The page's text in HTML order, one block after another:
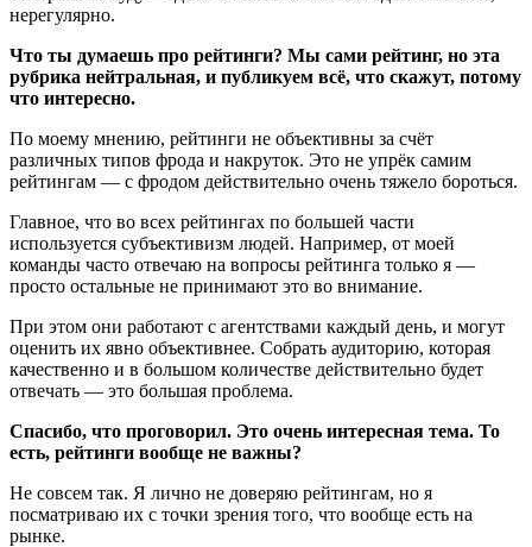
нерегулярно.
Что ты думаешь про рейтинги? Мы сами рейтинг, но эта
рубрика нейтральная, и публикуем всё, что скажут, потому
что интересно.
По моему мнению, рейтинги не объективны за счёт
различных типов фрода и накруток. Это не упрёк самим
рейтингам — с фродом действительно очень тяжело бороться.
Главное, что во всех рейтингах по большей части
используется субъективизм людей. Например, от моей
команды часто отвечаю на вопросы рейтинга только я —
просто остальные не принимают это во внимание.
При этом они работают с агентствами каждый день, и могут
оценить их явно объективнее. Собрать аудиторию, которая
качественно и в большом количестве действительно будет
отвечать — это большая проблема.
Спасибо, что проговорил. Это очень интересная тема. То
есть, рейтинги вообще не важны?
Не совсем так. Я лично не доверяю рейтингам, но я
посматриваю их с точки зрения того, что вообще есть на
рынке.